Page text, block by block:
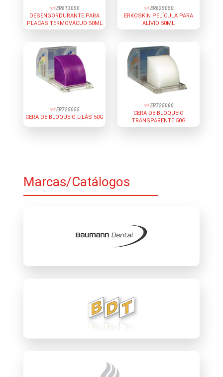
ref:ER613050
DESENGORDURANTE PARA
PLACAS TERMOVÁCUO 50ML
ref:ER625050
ERKOSKIN PELÍCULA PARA
ALÍVIO 50ML
ref:ER725055
CERA DE BLOQUEIO LILÁS 50G
ref:ER725080
CERA DE BLOQUEIO
TRANSPARENTE 50G
Marcas/Catálogos